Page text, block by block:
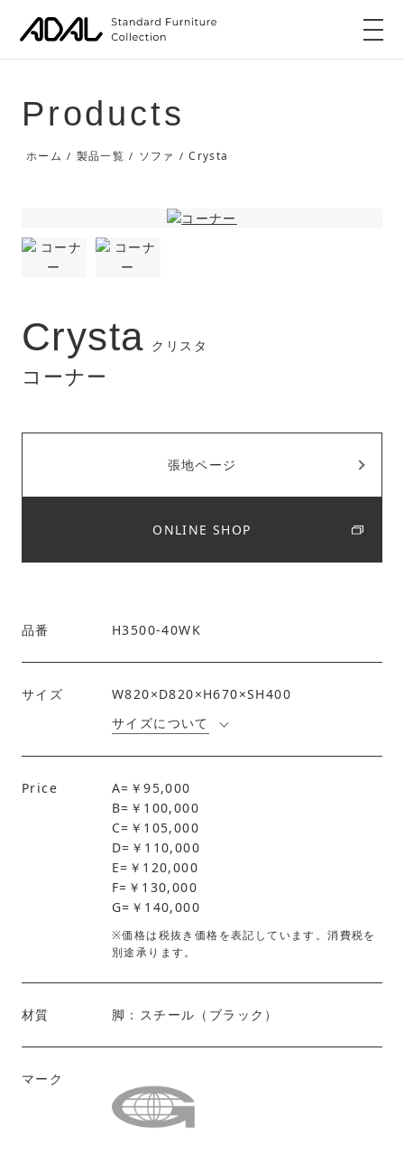
Products
ホーム / 製品一覧 / ソファ / Crysta
Crysta クリスタ
コーナー
張地ページ
ONLINE SHOP
品番 H3500-40WK
サイズ
W820×D820×H670×SH400
サイズについて
Price
A=￥95,000
B=￥100,000
C=￥105,000
D=￥110,000
E=￥120,000
F=￥130,000
G=￥140,000
※価格は税抜き価格を表記しています。消費税を
別途承ります。
材質 脚：スチール（ブラック）
マーク